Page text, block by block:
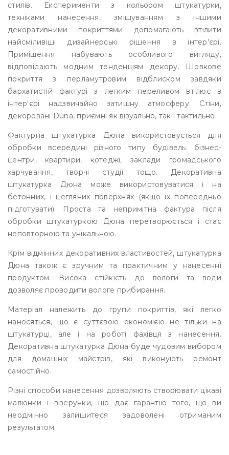
стилів. Експерименти з кольором штукатурки,
техніками нанесення, змішуванням з іншими
декоративними покриттями допомагають втілити
найсміливіші дизайнерські рішення в інтер'єрі.
Приміщення набувають особливого вигляду,
відповідають модним тенденціям декору. Шовкове
покриття з перламутровим відблиском завдяки
бархатистій фактурі з легким переливом втілює в
інтер'єрі надзвичайно затишну атмосферу. Стіни,
декоровані Duna, приємні як візуально, так і тактильно.
Фактурна штукатурка Дюна використовується для
обробки всередині різного типу будівель: бізнес-
центри, квартири, котеджі, заклади громадського
харчування, творчі студії тощо. Декоративна
штукатурка Дюна може використовуватися і на
бетонних, і цегляних поверхнях (якщо їх попередньо
підготувати). Проста та непримітна фактура після
обробки штукатуркою Дюна перетворюється і стає
неповторною та унікальною.
Крім відмінних декоративних властивостей, штукатурка
Дюна також є зручним та практичним у нанесенні
продуктом. Висока стійкість до вологи та води
дозволяє проводити вологе прибирання.
Матеріал належить до групи покриттів, які легко
наносяться, що є суттєвою економією не тільки на
штукатурці, але і на роботі фахівця з нанесення.
Декоративна штукатурка Дюна буде чудовим вибором
для домашніх майстрів, які виконують ремонт
самостійно.
Різні способи нанесення дозволяють створювати цікаві
малюнки і візерунки, що дає гарантію того, що ви
неодмінно залишитеся задоволені отриманим
результатом.